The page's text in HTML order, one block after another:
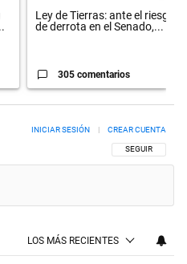
Ley de Tierras: ante el riesgo
de derrota en el Senado,...
305 comentarios
SIGA ESTA
SEGUIR
INICIAR SESIÓN | CREAR CUENTA
LOS MÁS RECIENTES